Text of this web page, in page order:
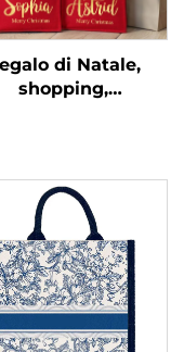
di Natale,
shopping,
borsa
in tela di
personalizzata
con nome per
d'onore